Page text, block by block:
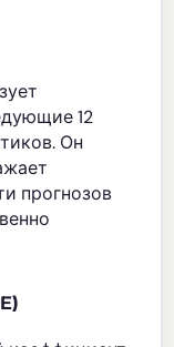
12
Он
прогнозов